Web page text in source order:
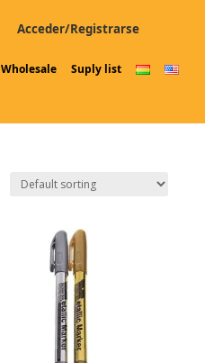
Acceder/Registrarse
Wholesale Suply list